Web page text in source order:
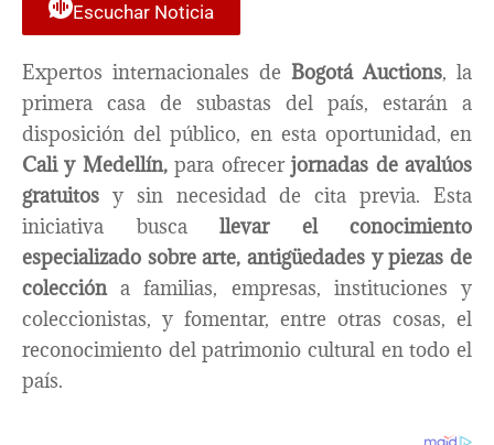
Escuchar Noticia
Expertos internacionales de Bogotá Auctions, la
primera casa de subastas del país, estarán a
disposición del público, en esta oportunidad, en
Cali y Medellín,para ofrecerjornadas de avalúos
gratuitos y sin necesidad de cita previa. Esta
iniciativa busca llevar el conocimiento
especializado sobre arte, antigüedades y piezas de
coleccióna familias, empresas, instituciones y
coleccionistas, y fomentar, entre otras cosas, el
reconocimiento del patrimonio cultural en todo el
país.